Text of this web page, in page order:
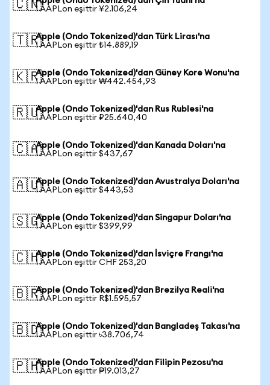
🇨🇳1 AAPLon eşittir ¥2.106,24
🇹🇷Apple (Ondo Tokenized)'dan Türk Lirası'na
1 AAPLon eşittir ₺14.889,19
🇰🇷Apple (Ondo Tokenized)'dan Güney Kore Wonu'na
1 AAPLon eşittir ₩442.454,93
🇷🇺Apple (Ondo Tokenized)'dan Rus Rublesi'na
1 AAPLon eşittir ₽25.640,40
🇨🇦Apple (Ondo Tokenized)'dan Kanada Doları'na
1 AAPLon eşittir $437,67
🇦🇺Apple (Ondo Tokenized)'dan Avustralya Doları'na
1 AAPLon eşittir $443,53
🇸🇬Apple (Ondo Tokenized)'dan Singapur Doları'na
1 AAPLon eşittir $399,99
🇨🇭Apple (Ondo Tokenized)'dan İsviçre Frangı'na
1 AAPLon eşittir CHF 253,20
🇧🇷Apple (Ondo Tokenized)'dan Brezilya Reali'na
1 AAPLon eşittir R$1.595,57
🇧🇩Apple (Ondo Tokenized)'dan Bangladeş Takası'na
1 AAPLon eşittir ৳38.706,74
🇵🇭Apple (Ondo Tokenized)'dan Filipin Pezosu'na
1 AAPLon eşittir ₱19.013,27